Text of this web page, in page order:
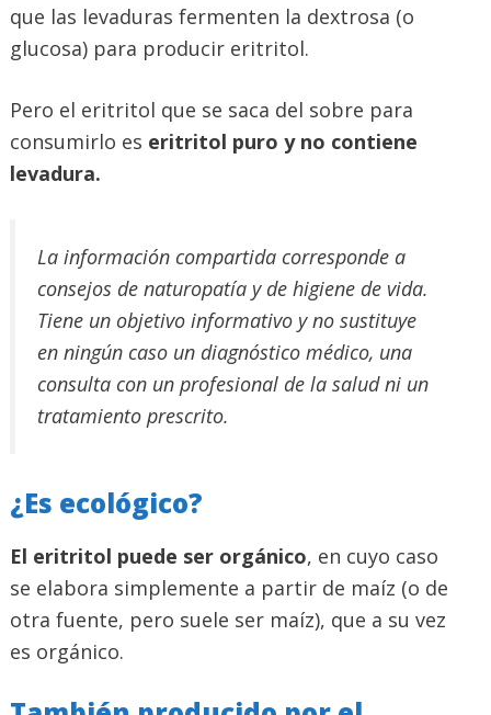
que las levaduras fermenten la dextrosa (o
glucosa) para producir eritritol.
Pero el eritritol que se saca del sobre para
consumirlo es eritritol puro y no contiene
levadura.
La información compartida corresponde a
consejos de naturopatía y de higiene de vida.
Tiene un objetivo informativo y no sustituye
en ningún caso un diagnóstico médico, una
consulta con un profesional de la salud ni un
tratamiento prescrito.
¿Es ecológico?
El eritritol puede ser orgánico, en cuyo caso
se elabora simplemente a partir de maíz (o de
otra fuente, pero suele ser maíz), que a su vez
es orgánico.